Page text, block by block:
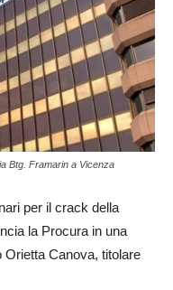
Btg. Framarin a Vicenza
per il crack della
la Procura in una
Orietta Canova, titolare